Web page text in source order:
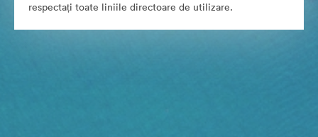
respectați toate liniile directoare de utilizare.